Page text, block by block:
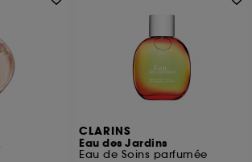
CLARINS
Eau des Jardins
Eau de Soins parfumée